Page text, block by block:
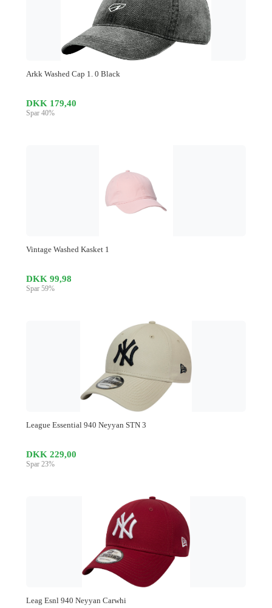
Arkk Washed Cap 1. 0 Black
DKK 179,40
Spar 40%
Vintage Washed Kasket 1
DKK 99,98
Spar 59%
League Essential 940 Neyyan STN 3
DKK 229,00
Spar 23%
Leag Esnl 940 Neyyan Carwhi